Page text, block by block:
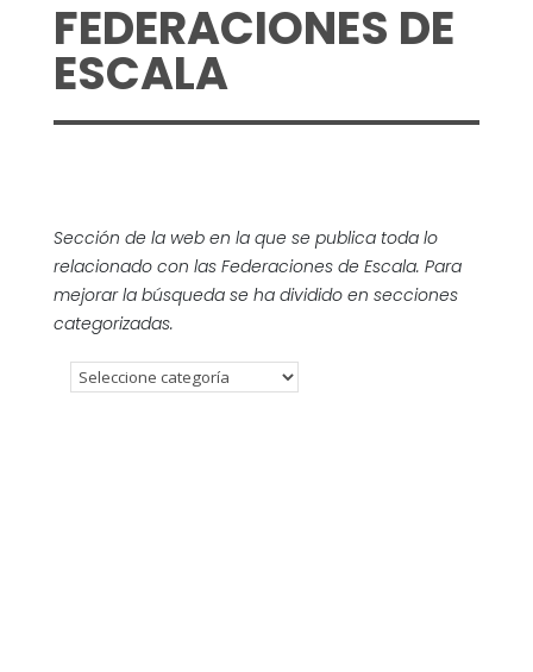
FEDERACIONES DE
ESCALA
Sección de la web en la que se publica toda lo
relacionado con las Federaciones de Escala. Para
mejorar la búsqueda se ha dividido en secciones
categorizadas.